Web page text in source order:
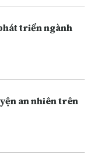
triển ngành
an nhiên trên